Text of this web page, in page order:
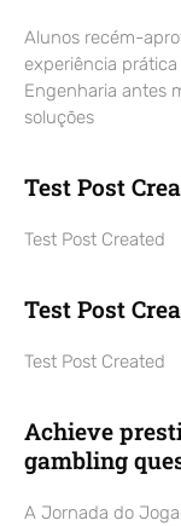
Alunos recém-
experiência
Engenharia antes
soluções
Test Post
Test Post Created
Test Post
Test Post Created
Achieve
gambling
A Jornada do